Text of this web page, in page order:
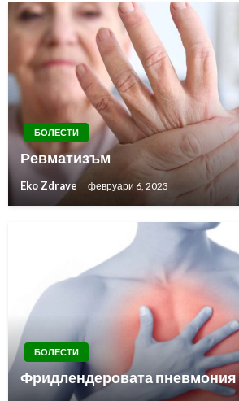
БОЛЕСТИ
Ревматизъм
Eko Zdrave февруари 6, 2023
БОЛЕСТИ
Фридлендеровата пневмония